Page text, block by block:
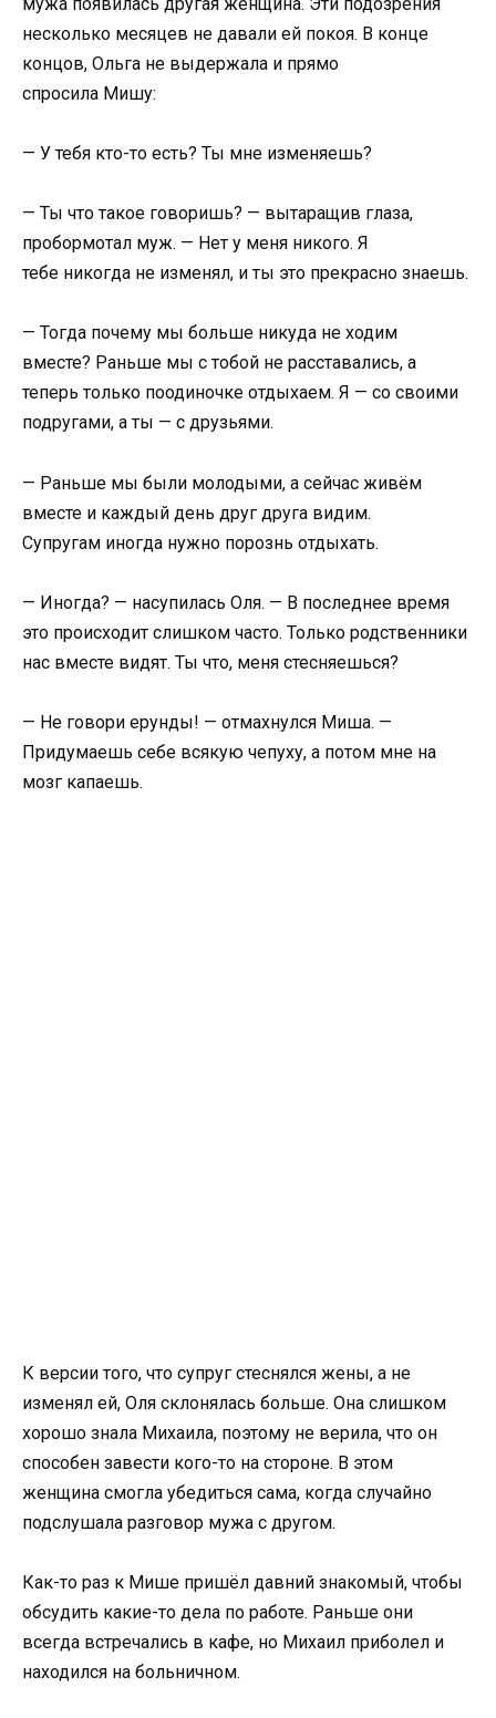
несколько месяцев не давали ей покоя. В конце
концов, Ольга не выдержала и прямо
спросила Мишу:
— У тебя кто-то есть? Ты мне изменяешь?
— Ты что такое говоришь? — вытаращив глаза,
пробормотал муж. — Нет у меня никого. Я
тебе никогда не изменял, и ты это прекрасно знаешь.
— Тогда почему мы больше никуда не ходим
вместе? Раньше мы с тобой не расставались, а
теперь только поодиночке отдыхаем. Я — со своими
подругами, а ты — с друзьями.
— Раньше мы были молодыми, а сейчас живём
вместе и каждый день друг друга видим.
Супругам иногда нужно порознь отдыхать.
— Иногда? — насупилась Оля. — В последнее время
это происходит слишком часто. Только родственники
нас вместе видят. Ты что, меня стесняешься?
— Не говори ерунды! — отмахнулся Миша. —
Придумаешь себе всякую чепуху, а потом мне на
мозг капаешь.
К версии того, что супруг стеснялся жены, а не
изменял ей, Оля склонялась больше. Она слишком
хорошо знала Михаила, поэтому не верила, что он
способен завести кого-то на стороне. В этом
женщина смогла убедиться сама, когда случайно
подслушала разговор мужа с другом.
Как-то раз к Мише пришёл давний знакомый, чтобы
обсудить какие-то дела по работе. Раньше они
всегда встречались в кафе, но Михаил приболел и
находился на больничном.